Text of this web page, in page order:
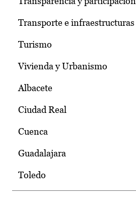
Transporte e infraestructuras
Turismo
Vivienda y Urbanismo
Albacete
Ciudad Real
Cuenca
Guadalajara
Toledo